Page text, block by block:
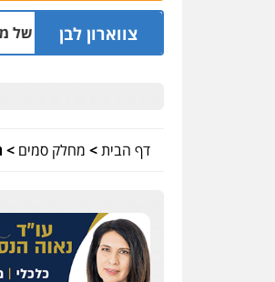
צווארון לבן
ההלוואות של משפחת הרינג
דף הבית> מחלק סמים >